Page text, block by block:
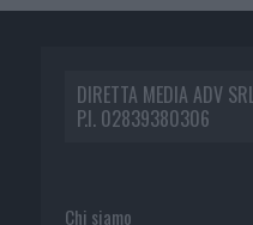
DIRETTA MEDIA ADV SRL
P.I. 02839380306
Chi siamo